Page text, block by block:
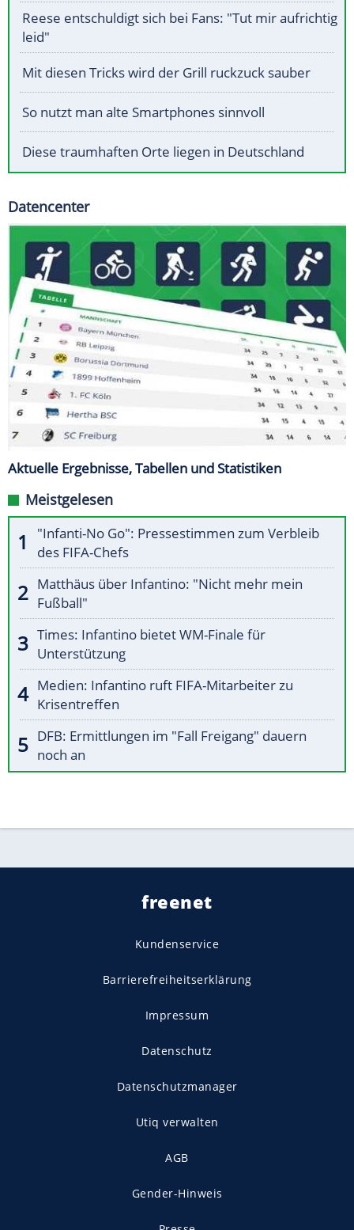
Reese entschuldigt sich bei Fans: "Tut mir aufrichtig
leid"
Mit diesen Tricks wird der Grill ruckzuck sauber
So nutzt man alte Smartphones sinnvoll
Diese traumhaften Orte liegen in Deutschland
Datencenter
Aktuelle Ergebnisse, Tabellen und Statistiken
Meistgelesen
"Infanti-No Go": Pressestimmen zum Verbleib
des FIFA-Chefs
Matthäus über Infantino: "Nicht mehr mein
Fußball"
Times: Infantino bietet WM-Finale für
Unterstützung
Medien: Infantino ruft FIFA-Mitarbeiter zu
Krisentreffen
DFB: Ermittlungen im "Fall Freigang" dauern
noch an
freenet
Kundenservice
Barrierefreiheitserklärung
Impressum
Datenschutz
Datenschutzmanager
Utiq verwalten
AGB
Gender-Hinweis